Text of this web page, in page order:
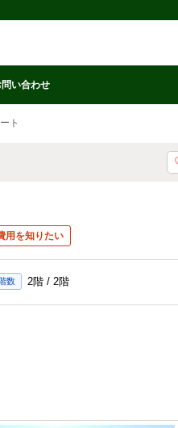
問い合わせ
ト
用を知りたい
数 2階 / 2階